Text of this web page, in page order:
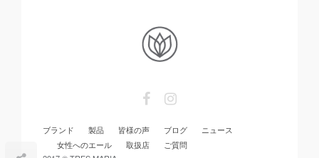
ブランド 製品 皆様の声 ブログ
ニュース
女性へのエール
取扱店
ご質問